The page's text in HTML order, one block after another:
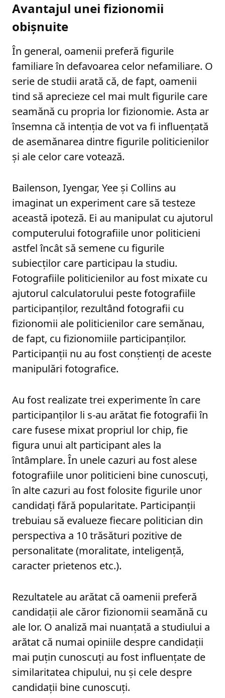
Avantajul unei fizionomii
obișnuite
În general, oamenii preferă figurile
familiare în defavoarea celor nefamiliare. O
serie de studii arată că, de fapt, oamenii
tind să aprecieze cel mai mult figurile care
seamănă cu propria lor fizionomie. Asta ar
însemna că intenția de vot va fi influențată
de asemănarea dintre figurile politicienilor
și ale celor care votează.
Bailenson, Iyengar, Yee și Collins au
imaginat un experiment care să testeze
această ipoteză. Ei au manipulat cu ajutorul
computerului fotografiile unor politicieni
astfel încât să semene cu figurile
subiecților care participau la studiu.
Fotografiile politicienilor au fost mixate cu
ajutorul calculatorului peste fotografiile
participanților, rezultând fotografii cu
fizionomii ale politicienilor care semănau,
de fapt, cu fizionomiile participanților.
Participanții nu au fost conștienți de aceste
manipulări fotografice.
Au fost realizate trei experimente în care
participanților li s-au arătat fie fotografii în
care fusese mixat propriul lor chip, fie
figura unui alt participant ales la
întâmplare. În unele cazuri au fost alese
fotografiile unor politicieni bine cunoscuți,
în alte cazuri au fost folosite figurile unor
candidați fără popularitate. Participanții
trebuiau să evalueze fiecare politician din
perspectiva a 10 trăsături pozitive de
personalitate (moralitate, inteligență,
caracter prietenos etc.).
Rezultatele au arătat că oamenii preferă
candidații ale căror fizionomii seamănă cu
ale lor. O analiză mai nuanțată a studiului a
arătat că numai opiniile despre candidații
mai puțin cunoscuți au fost influențate de
similaritatea chipului, nu și cele despre
candidații bine cunoscuți.